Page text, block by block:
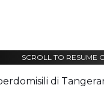
SCROLL TO RESUME
di